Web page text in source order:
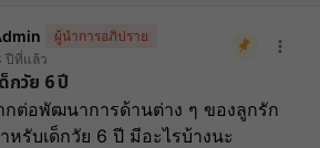
ผู้นำการอภิปราย
ปีที่แล้ว
กวัย 6 ปี
ต่อพัฒนาการด้านต่าง ๆ ของลูกรัก
หรับเด็กวัย 6 ปี มีอะไรบ้างนะ